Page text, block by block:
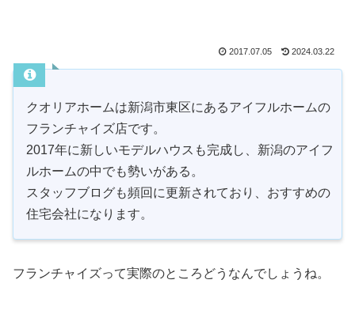
2017.07.05 2024.03.22
クオリアホームは新潟市東区にあるアイフルホームの
フランチャイズ店です。
2017年に新しいモデルハウスも完成し、新潟のアイフ
ルホームの中でも勢いがある。
スタッフブログも頻回に更新されており、おすすめの
住宅会社になります。
フランチャイズって実際のところどうなんでしょうね。